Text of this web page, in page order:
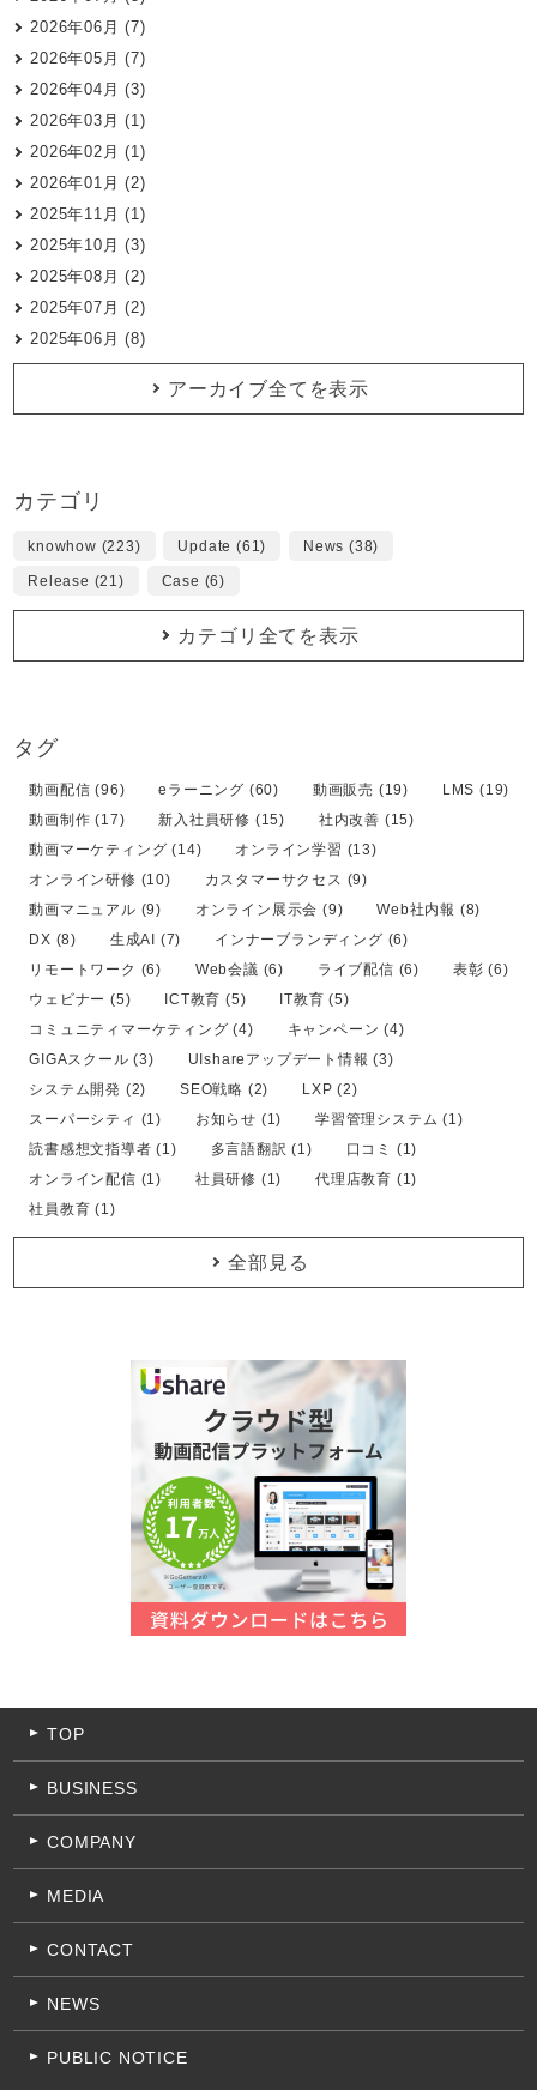
2026年06月 (7)
2026年05月 (7)
2026年04月 (3)
2026年03月 (1)
2026年02月 (1)
2026年01月 (2)
2025年11月 (1)
2025年10月 (3)
2025年08月 (2)
2025年07月 (2)
2025年06月 (8)
アーカイブ全てを表示
カテゴリ
knowhow (223) Update (61) News (38)
Release (21) Case (6)
カテゴリ全てを表示
タグ
動画配信 (96) eラーニング (60) 動画販売 (19)
LMS (19)
動画制作 (17)
新入社員研修 (15)
社内改善 (15)
動画マーケティング (14)
オンライン学習 (13)
オンライン研修 (10)
カスタマーサクセス (9)
動画マニュアル (9)
オンライン展示会 (9)
Web社内報 (8)
DX (8)
生成AI (7)
インナーブランディング (6)
リモートワーク (6)
Web会議 (6) ライブ配信 (6)
表彰 (6)
ウェビナー (5)
ICT教育 (5)
IT教育 (5)
コミュニティマーケティング (4)
キャンペーン (4)
GIGAスクール (3)
UIshareアップデート情報 (3)
システム開発 (2)
SEO戦略 (2)
LXP (2)
スーパーシティ (1)
お知らせ (1)
学習管理システム (1)
読書感想文指導者 (1)
多言語翻訳 (1)
口コミ (1)
オンライン配信 (1)
社員研修 (1)
代理店教育 (1)
社員教育 (1)
全部見る
TOP
BUSINESS
COMPANY
MEDIA
CONTACT
NEWS
PUBLIC NOTICE